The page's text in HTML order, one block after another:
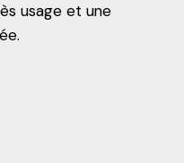
usage et une